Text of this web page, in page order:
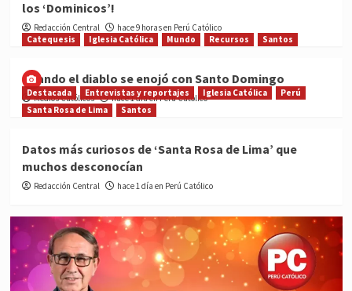
los ‘Dominicos’!
Redacción Central
hace 9 horas en Perú Católico
Catequesis
Iglesia Católica Mundo Recursos Santos
Cuando el diablo se enojó con Santo Domingo
Medios Católicos hace 1 día en Perú Católico
Destacada Entrevistas y reportajes Iglesia Católica
Perú
Santa Rosa de Lima
Santos
Datos más curiosos de ‘Santa Rosa de Lima’ que
muchos desconocían
Redacción Central hace 1 día en Perú Católico